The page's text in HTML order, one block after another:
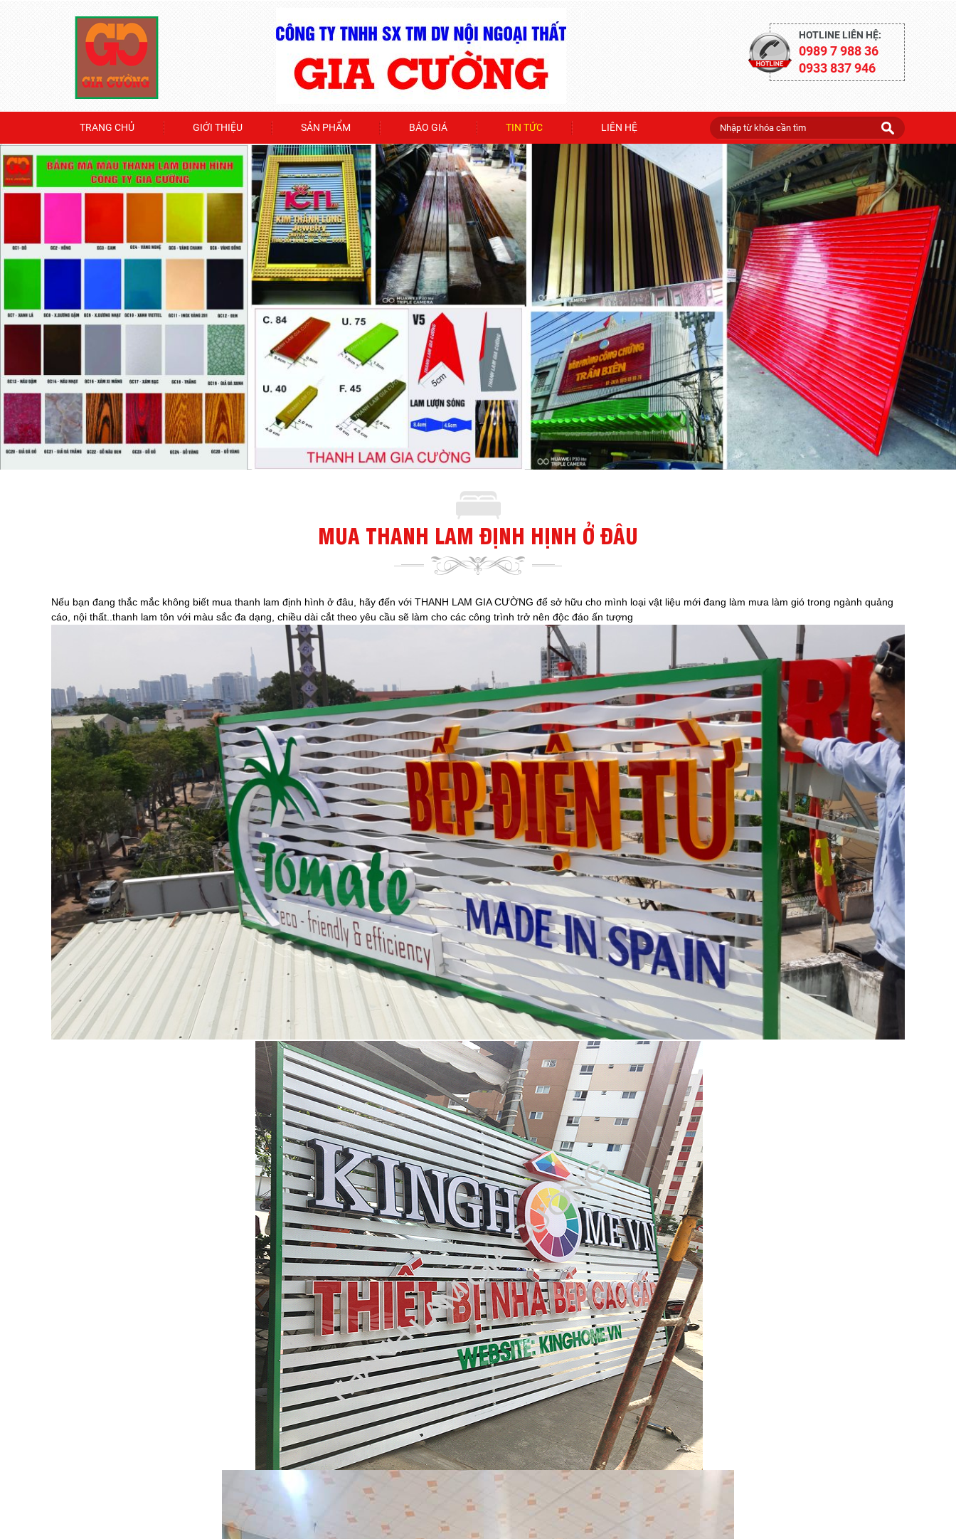
HOTLINE LIÊN HỆ:
0989 7 988 36
0933 837 946
TRANG CHỦ GIỚI THIỆU SẢN PHẨM BÁO GIÁ TIN TỨC LIÊN HỆ
MUA THANH LAM ĐỊNH HỊNH Ở ĐÂU
Nếu bạn đang thắc mắc không biết mua thanh lam định hình ở đâu, hãy đến với THANH LAM GIA CƯỜNG để sở hữu cho mình loại vật liệu mới đang làm mưa làm gió trong ngành quảng
cáo, nội thất..thanh lam tôn với màu sắc đa dạng, chiều dài cắt theo yêu cầu sẽ làm cho các công trình trở nên độc đáo ấn tượng